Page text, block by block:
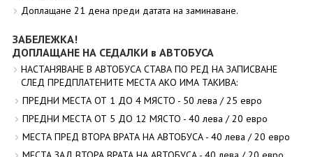
Доплащане 21 дена преди датата на заминаване.
ЗАБЕЛЕЖКА!
ДОПЛАЩАНЕ НА СЕДАЛКИ в АВТОБУСА
НАСТАНЯВАНЕ В АВТОБУСА СТАВА ПО РЕД НА ЗАПИСВАНЕ
СЛЕД ПРЕДПЛАТЕНИТЕ МЕСТА АКО ИМА ТАКИВА:
ПРЕДНИ МЕСТА ОТ 1 ДО 4 МЯСТО - 50 лева / 25 евро
ПРЕДНИ МЕСТА ОТ 5 ДО 12 МЯСТО - 40 лева / 20 евро
МЕСТА ПРЕД ВТОРА ВРАТА НА АВТОБУСА - 40 лева / 20 евро